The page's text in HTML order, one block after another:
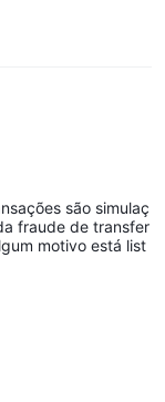
são simulaç
fraude de transfer
motivo está list